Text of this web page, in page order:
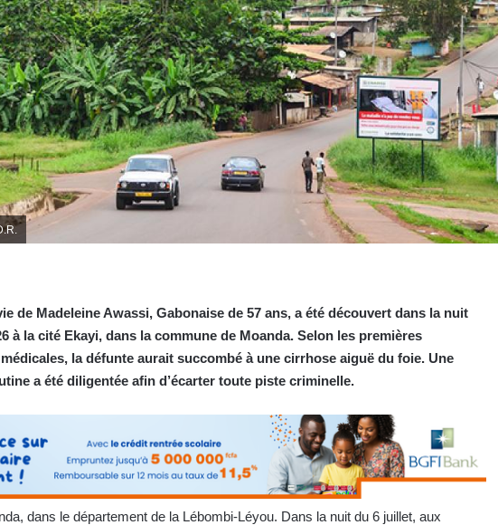
de Madeleine Awassi, Gabonaise de 57 ans, a été découvert dans la nuit
à la cité Ekayi, dans la commune de Moanda. Selon les premières
la défunte aurait succombé à une cirrhose aiguë du foie. Une
a été diligentée afin d’écarter toute piste criminelle.
dans le département de la Lébombi-Léyou. Dans la nuit du 6 juillet, aux